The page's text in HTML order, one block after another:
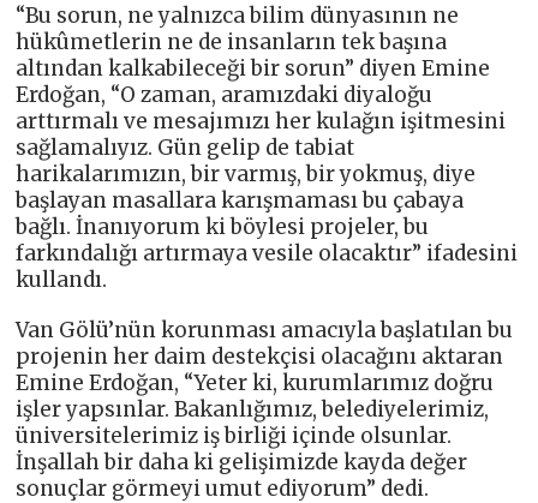
“Bu sorun, ne yalnızca bilim dünyasının ne
hükûmetlerin ne de insanların tek başına
altından kalkabileceği bir sorun” diyen Emine
Erdoğan, “O zaman, aramızdaki diyaloğu
arttırmalı ve mesajımızı her kulağın işitmesini
sağlamalıyız. Gün gelip de tabiat
harikalarımızın, bir varmış, bir yokmuş, diye
başlayan masallara karışmaması bu çabaya
bağlı. İnanıyorum ki böylesi projeler, bu
farkındalığı artırmaya vesile olacaktır” ifadesini
kullandı.
Van Gölü’nün korunması amacıyla başlatılan bu
projenin her daim destekçisi olacağını aktaran
Emine Erdoğan, “Yeter ki, kurumlarımız doğru
işler yapsınlar. Bakanlığımız, belediyelerimiz,
üniversitelerimiz iş birliği içinde olsunlar.
İnşallah bir daha ki gelişimizde kayda değer
sonuçlar görmeyi umut ediyorum” dedi.